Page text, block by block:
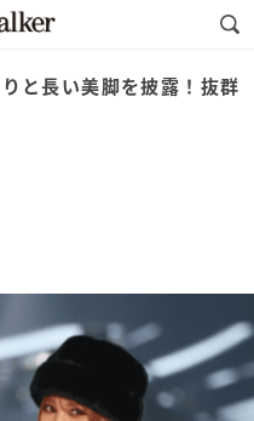
と長い美脚を披露！抜群